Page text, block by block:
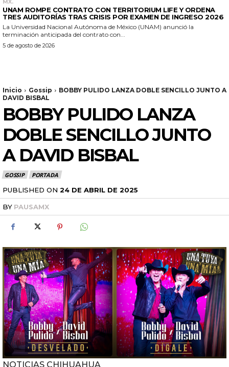
MX.
UNAM ROMPE CONTRATO CON TERRITORIUM LIFE Y ORDENA
TRES AUDITORÍAS TRAS CRISIS POR EXAMEN DE INGRESO 2026
La Universidad Nacional Autónoma de México (UNAM) anunció la
terminación anticipada del contrato con...
5 de agosto de 2026